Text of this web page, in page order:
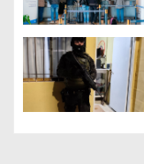
r
a
d